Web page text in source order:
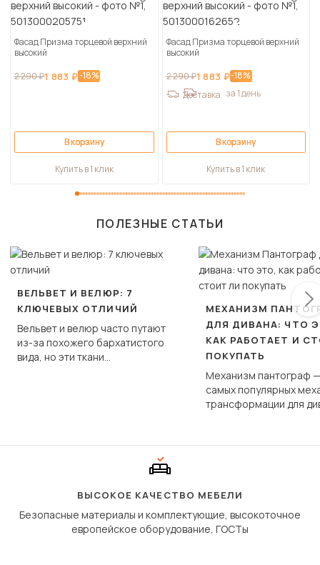
Фасад Призма торцевой верхний
высокий
2 290 ₽1 883 ₽-18%
В корзину
Купить в 1 клик
Фасад Призма торцевой верхний
высокий
2 290 ₽1 883 ₽-18%
Доставка за 1 день
В корзину
Купить в 1 клик
ПОЛЕЗНЫЕ СТАТЬИ
ВЕЛЬВЕТ И ВЕЛЮР: 7
КЛЮЧЕВЫХ ОТЛИЧИЙ
Вельвет и велюр часто путают
из-за похожего бархатистого
вида, но эти ткани
МЕХАНИЗМ
ДЛЯ ДИВАНА: ЧТО
КАК РАБОТАЕТ И
ПОКУПАТЬ
Механизм пантограф
самых популярных
трансформации для
сиденье не
дугообразной
ВЫСОКОЕ КАЧЕСТВО МЕБЕЛИ
Безопасные материалы и комплектующие, высокоточное
европейское оборудование, ГОСТы